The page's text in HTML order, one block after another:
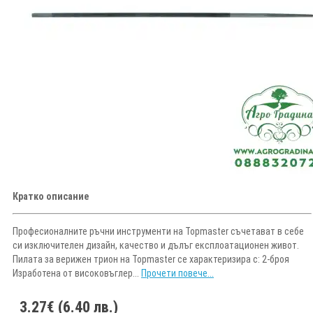
Кратко описание
Професионалните ръчни инструменти на Topmaster съчетават в себе
си изключителен дизайн, качество и дълъг експлоатационен живот.
Пилата за верижен трион на Topmaster се характеризира с: 2-броя
Изработена от високовъглер... Прочети повече...
3.27€ (6.40 лв.)